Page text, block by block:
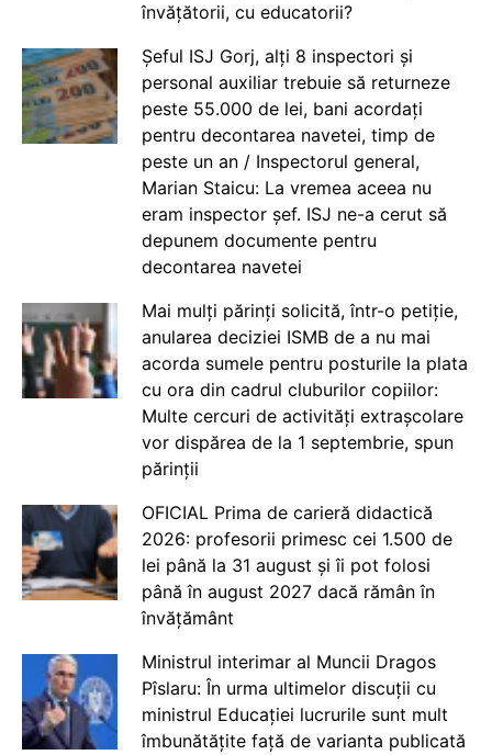
învățătorii, cu educatorii?
Șeful ISJ Gorj, alți 8 inspectori și
personal auxiliar trebuie să returneze
peste 55.000 de lei, bani acordați
pentru decontarea navetei, timp de
peste un an / Inspectorul general,
Marian Staicu: La vremea aceea nu
eram inspector șef. ISJ ne-a cerut să
depunem documente pentru
decontarea navetei
Mai mulți părinți solicită, într-o petiție,
anularea deciziei ISMB de a nu mai
acorda sumele pentru posturile la plata
cu ora din cadrul cluburilor copiilor:
Multe cercuri de activități extrașcolare
vor dispărea de la 1 septembrie, spun
părinții
OFICIAL Prima de carieră didactică
2026: profesorii primesc cei 1.500 de
lei până la 31 august și îi pot folosi
până în august 2027 dacă rămân în
învățământ
Ministrul interimar al Muncii Dragos
Pîslaru: În urma ultimelor discuții cu
ministrul Educației lucrurile sunt mult
îmbunătățite față de varianta publicată